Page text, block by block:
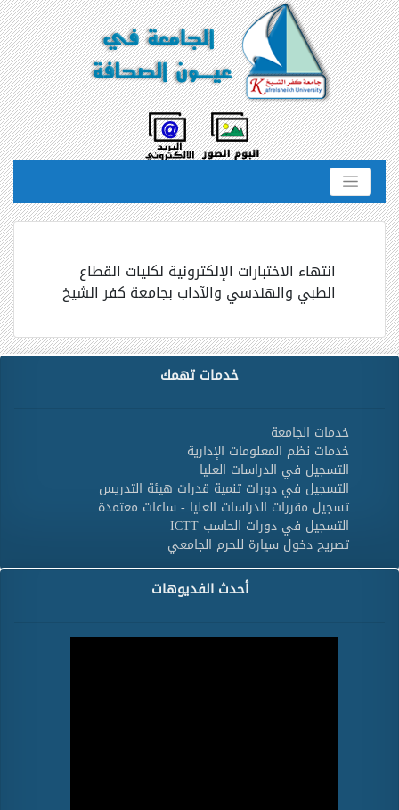
انتهاء الاختبارات الإلكترونية لكليات القطاع
الطبي والهندسي والآداب بجامعة كفر الشيخ
خدمات تهمك
خدمات الجامعة
خدمات نظم المعلومات الإدارية
التسجيل في الدراسات العليا
التسجيل في دورات تنمية قدرات هيئة التدريس
تسجيل مقررات الدراسات العليا - ساعات معتمدة
التسجيل في دورات الحاسب ICTT
تصريح دخول سيارة للحرم الجامعي
أحدث الفديوهات